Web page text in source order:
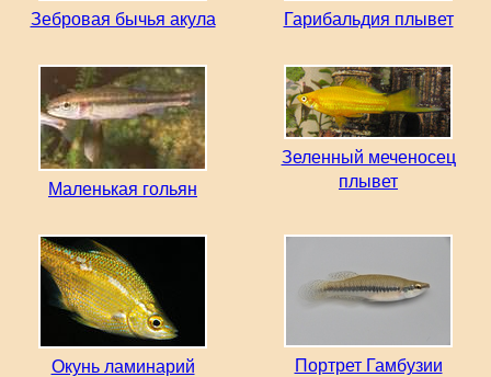
Зебровая бычья акула Гарибальдия плывет
Маленькая гольян
Зеленный меченосец
плывет
Окунь ламинарий Портрет Гамбузии